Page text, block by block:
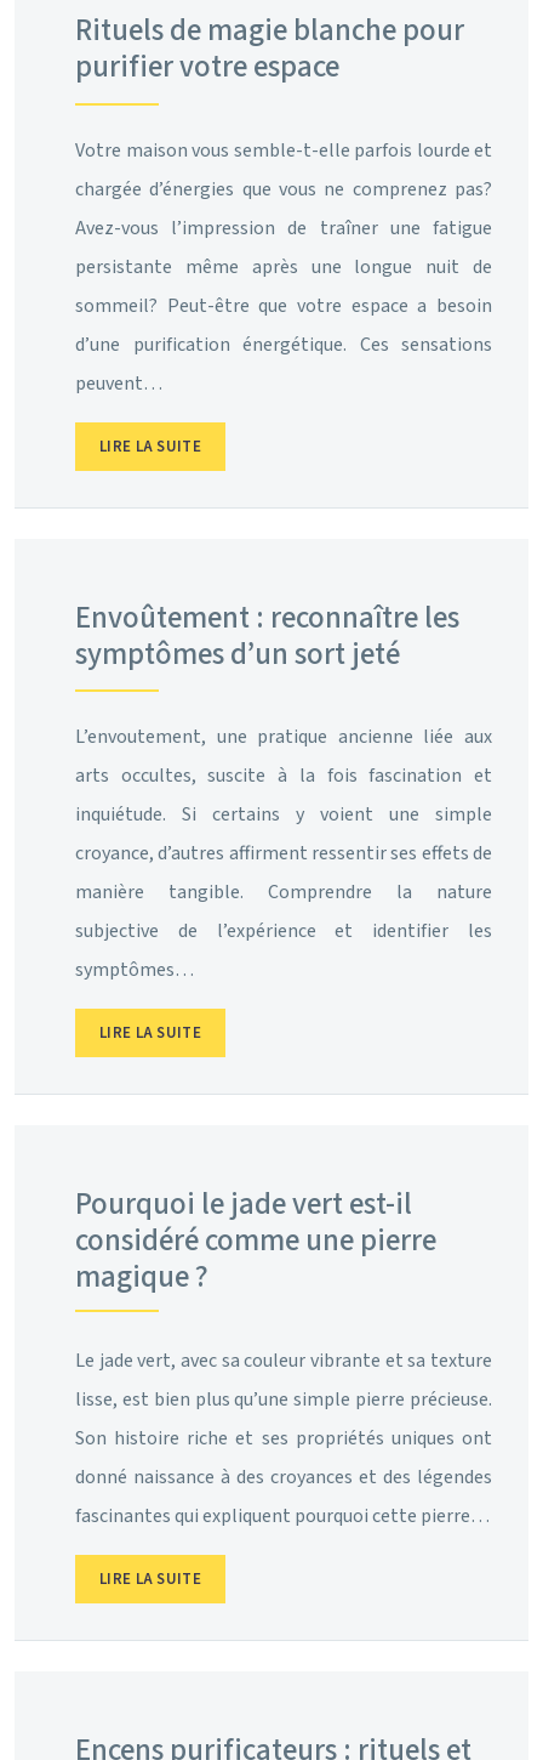
Rituels de magie blanche pour
purifier votre espace
Votre maison vous semble-t-elle parfois lourde et
chargée d’énergies que vous ne comprenez pas?
Avez-vous l’impression de traîner une fatigue
persistante même après une longue nuit de
sommeil? Peut-être que votre espace a besoin
d’une purification énergétique. Ces sensations
peuvent…
LIRE LA SUITE
Envoûtement : reconnaître les
symptômes d’un sort jeté
L’envoutement, une pratique ancienne liée aux
arts occultes, suscite à la fois fascination et
inquiétude. Si certains y voient une simple
croyance, d’autres affirment ressentir ses effets de
manière tangible. Comprendre la nature
subjective de l’expérience et identifier les
symptômes…
LIRE LA SUITE
Pourquoi le jade vert est-il
considéré comme une pierre
magique ?
Le jade vert, avec sa couleur vibrante et sa texture
lisse, est bien plus qu’une simple pierre précieuse.
Son histoire riche et ses propriétés uniques ont
donné naissance à des croyances et des légendes
fascinantes qui expliquent pourquoi cette pierre…
LIRE LA SUITE
Encens purificateurs : rituels et